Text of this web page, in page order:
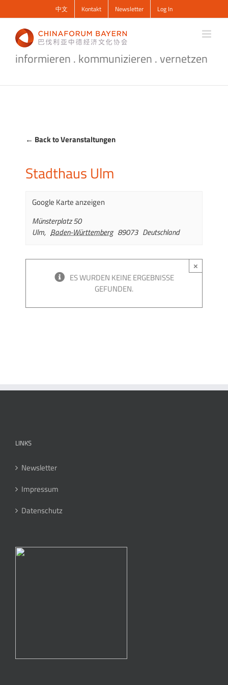
Inhalt
springen
中文 Kontakt Newsletter Log In
informieren . kommunizieren . vernetzen
← Back to Veranstaltungen
Stadthaus Ulm
Google Karte anzeigen
Münsterplatz 50
Ulm, Baden-Württemberg 89073 Deutschland
×
ES WURDEN KEINE ERGEBNISSE
GEFUNDEN.
LINKS
Newsletter
Impressum
Datenschutz